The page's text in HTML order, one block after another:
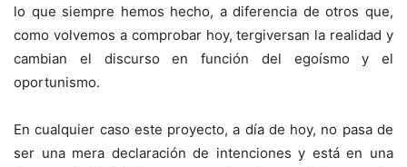
lo que siempre hemos hecho, a diferencia de otros que,
como volvemos a comprobar hoy, tergiversan la realidad y
cambian el discurso en función del egoísmo y el
oportunismo.
En cualquier caso este proyecto, a día de hoy, no pasa de
ser una mera declaración de intenciones y está en una